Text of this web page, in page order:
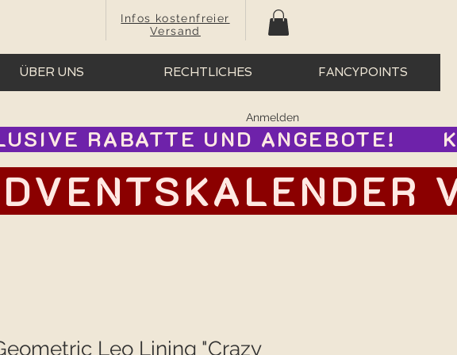
Infos kostenfreier
Versand
ÜBER UNS RECHTLICHES FANCYPOINTS
Anmelden
RABATTE UND ANGEBOTE!
Leo Lining "Crazy